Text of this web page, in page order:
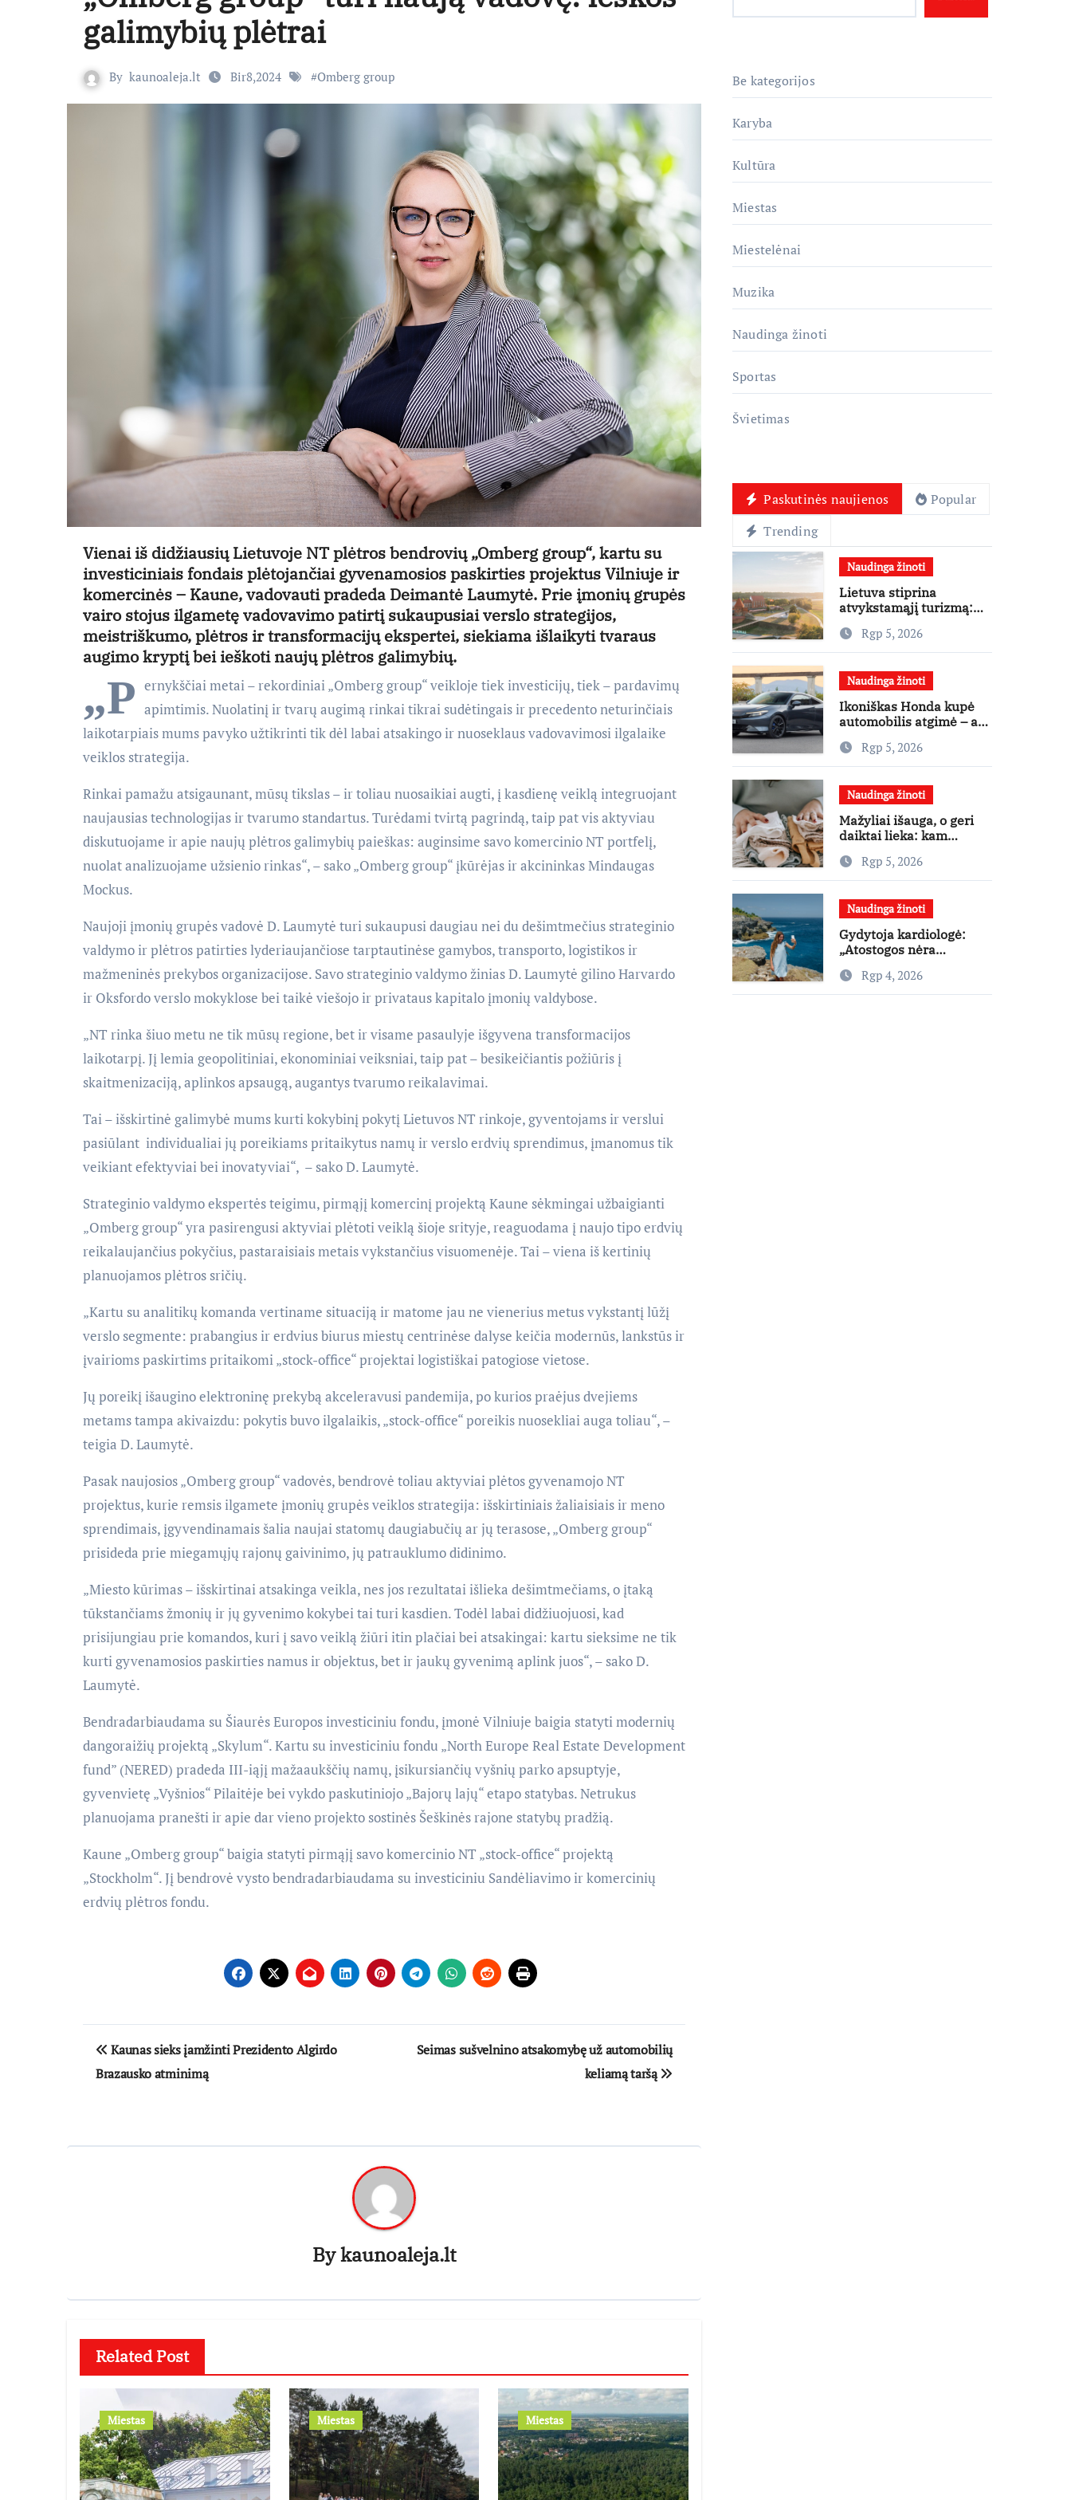
galimybių plėtrai
By kaunoaleja.lt Bir8,2024 #Omberg group
Vienai iš didžiausių Lietuvoje NT plėtros bendrovių „Omberg group“, kartu su
investiciniais fondais plėtojančiai gyvenamosios paskirties projektus Vilniuje ir
komercinės – Kaune, vadovauti pradeda Deimantė Laumytė. Prie įmonių grupės
vairo stojus ilgametę vadovavimo patirtį sukaupusiai verslo strategijos,
meistriškumo, plėtros ir transformacijų ekspertei, siekiama išlaikyti tvaraus
augimo kryptį bei ieškoti naujų plėtros galimybių.
„P ernykščiai metai – rekordiniai „Omberg group“ veikloje tiek investicijų, tiek – pardavimų
apimtimis. Nuolatinį ir tvarų augimą rinkai tikrai sudėtingais ir precedento neturinčiais
laikotarpiais mums pavyko užtikrinti tik dėl labai atsakingo ir nuoseklaus vadovavimosi ilgalaike
veiklos strategija.
Rinkai pamažu atsigaunant, mūsų tikslas – ir toliau nuosaikiai augti, į kasdienę veiklą integruojant
naujausias technologijas ir tvarumo standartus. Turėdami tvirtą pagrindą, taip pat vis aktyviau
diskutuojame ir apie naujų plėtros galimybių paieškas: auginsime savo komercinio NT portfelį,
nuolat analizuojame užsienio rinkas“, – sako „Omberg group“ įkūrėjas ir akcininkas Mindaugas
Mockus.
Naujoji įmonių grupės vadovė D. Laumytė turi sukaupusi daugiau nei du dešimtmečius strateginio
valdymo ir plėtros patirties lyderiaujančiose tarptautinėse gamybos, transporto, logistikos ir
mažmeninės prekybos organizacijose. Savo strateginio valdymo žinias D. Laumytė gilino Harvardo
ir Oksfordo verslo mokyklose bei taikė viešojo ir privataus kapitalo įmonių valdybose.
„NT rinka šiuo metu ne tik mūsų regione, bet ir visame pasaulyje išgyvena transformacijos
laikotarpį. Jį lemia geopolitiniai, ekonominiai veiksniai, taip pat – besikeičiantis požiūris į
skaitmenizaciją, aplinkos apsaugą, augantys tvarumo reikalavimai.
Tai – išskirtinė galimybė mums kurti kokybinį pokytį Lietuvos NT rinkoje, gyventojams ir verslui
pasiūlant individualiai jų poreikiams pritaikytus namų ir verslo erdvių sprendimus, įmanomus tik
veikiant efektyviai bei inovatyviai“, – sako D. Laumytė.
Strateginio valdymo ekspertės teigimu, pirmąjį komercinį projektą Kaune sėkmingai užbaigianti
„Omberg group“ yra pasirengusi aktyviai plėtoti veiklą šioje srityje, reaguodama į naujo tipo erdvių
reikalaujančius pokyčius, pastaraisiais metais vykstančius visuomenėje. Tai – viena iš kertinių
planuojamos plėtros sričių.
„Kartu su analitikų komanda vertiname situaciją ir matome jau ne vienerius metus vykstantį lūžį
verslo segmente: prabangius ir erdvius biurus miestų centrinėse dalyse keičia modernūs, lankstūs ir
įvairioms paskirtims pritaikomi „stock-office“ projektai logistiškai patogiose vietose.
Jų poreikį išaugino elektroninę prekybą akceleravusi pandemija, po kurios praėjus dvejiems
metams tampa akivaizdu: pokytis buvo ilgalaikis, „stock-office“ poreikis nuosekliai auga toliau“, –
teigia D. Laumytė.
Pasak naujosios „Omberg group“ vadovės, bendrovė toliau aktyviai plėtos gyvenamojo NT
projektus, kurie remsis ilgamete įmonių grupės veiklos strategija: išskirtiniais žaliaisiais ir meno
sprendimais, įgyvendinamais šalia naujai statomų daugiabučių ar jų terasose, „Omberg group“
prisideda prie miegamųjų rajonų gaivinimo, jų patrauklumo didinimo.
„Miesto kūrimas – išskirtinai atsakinga veikla, nes jos rezultatai išlieka dešimtmečiams, o įtaką
tūkstančiams žmonių ir jų gyvenimo kokybei tai turi kasdien. Todėl labai didžiuojuosi, kad
prisijungiau prie komandos, kuri į savo veiklą žiūri itin plačiai bei atsakingai: kartu sieksime ne tik
kurti gyvenamosios paskirties namus ir objektus, bet ir jaukų gyvenimą aplink juos“, – sako D.
Laumytė.
Bendradarbiaudama su Šiaurės Europos investiciniu fondu, įmonė Vilniuje baigia statyti modernių
dangoraižių projektą „Skylum“. Kartu su investiciniu fondu „North Europe Real Estate Development
fund” (NERED) pradeda III-iąjį mažaaukščių namų, įsikursiančių vyšnių parko apsuptyje,
gyvenvietę „Vyšnios“ Pilaitėje bei vykdo paskutiniojo „Bajorų lajų“ etapo statybas. Netrukus
planuojama pranešti ir apie dar vieno projekto sostinės Šeškinės rajone statybų pradžią.
Kaune „Omberg group“ baigia statyti pirmąjį savo komercinio NT „stock-office“ projektą
„Stockholm“. Jį bendrovė vysto bendradarbiaudama su investiciniu Sandėliavimo ir komercinių
erdvių plėtros fondu.
Navigacija
tarp
Kaunas sieks įamžinti Prezidento Algirdo
Brazausko atminimą
Seimas sušvelnino atsakomybę už automobilių
keliamą taršą
Bykaunoaleja.lt
Related Post
Miestas Miestas Miestas
Be kategorijos
Karyba
Kultūra
Miestas
Miestelėnai
Muzika
Naudinga žinoti
Sportas
Švietimas
Paskutinės naujienos
Popular
Trending
Naudinga žinoti
Lietuva stiprina
atvykstamąjį turizmą:
užsienio turistams
pritraukti
Rgp 5, 2026
Naudinga žinoti
Ikoniškas Honda kupė
automobilis atgimė – ar
lūkesčius?
Rgp 5, 2026
Naudinga žinoti
Mažyliai išauga, o geri
daiktai lieka: kam
aukso vertės?
Rgp 5, 2026
Naudinga žinoti
Gydytoja kardiologė:
„Atostogos nėra
stengtis per vieną dieną
pamatyti visų lankytinų
Rgp 4, 2026